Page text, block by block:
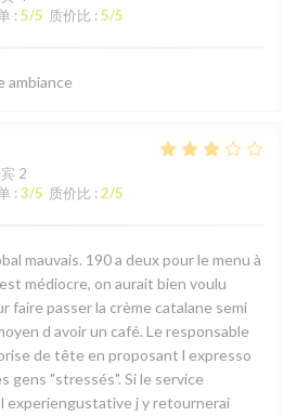
: 5/5 质价比 : 5/5
ambiance
2
: 3/5 质价比 : 2/5
mauvais. 190 a deux pour le menu à
médiocre, on aurait bien voulu
faire passer la crème catalane semi
d avoir un café. Le responsable
de tête en proposant l expresso
gens "stressés". Si le service
experiengustative j y retournerai